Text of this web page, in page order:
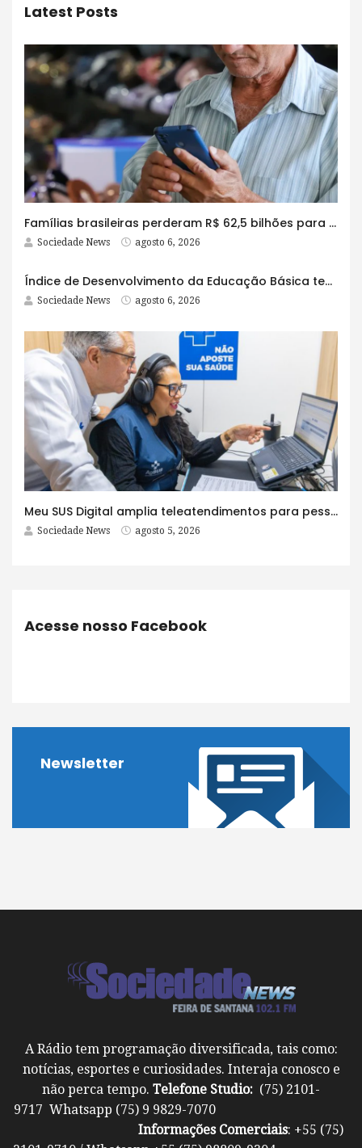
Latest Posts
Famílias brasileiras perderam R$ 62,5 bilhões para bets em 2025
Sociedade News agosto 6, 2026
Índice de Desenvolvimento da Educação Básica tem elevação em todas as etapas
Sociedade News agosto 6, 2026
Meu SUS Digital amplia teleatendimentos para pessoas com problemas com jogos e apostas
Sociedade News agosto 5, 2026
Acesse nosso Facebook
Newsletter
A Rádio tem programação diversificada, tais como:
notícias, esportes e curiosidades. Interaja conosco e
não perca tempo. Telefone Studio: (75) 2101-
9717 Whatsapp (75) 9 9829-7070
Informações Comerciais: +55 (75)